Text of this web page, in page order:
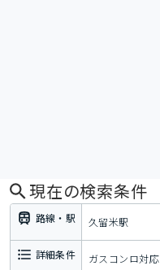
現在の検索条件
路線・駅 久留米駅
詳細条件 ガスコンロ対応